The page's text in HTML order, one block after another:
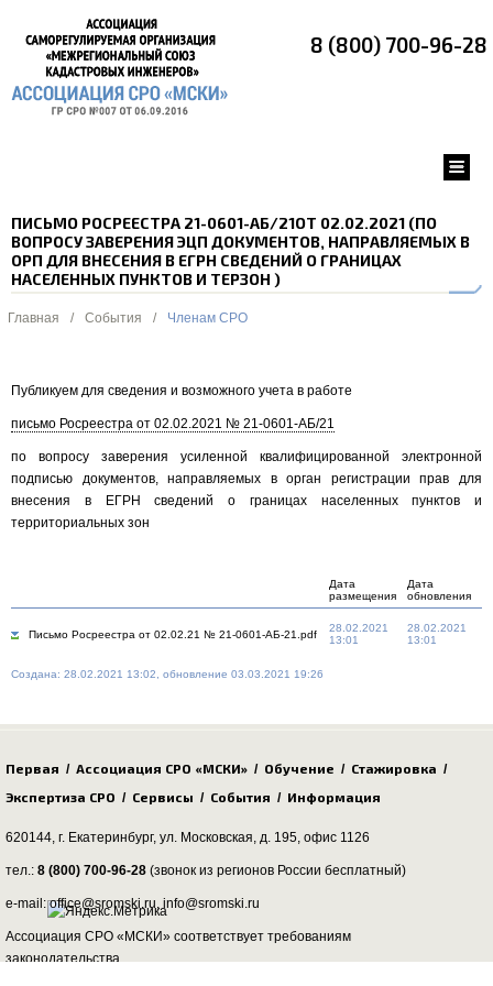
8 (800) 700-96-28
ПИСЬМО РОСРЕЕСТРА 21-0601-АБ/21ОТ 02.02.2021 (ПО
ВОПРОСУ ЗАВЕРЕНИЯ ЭЦП ДОКУМЕНТОВ, НАПРАВЛЯЕМЫХ В
ОРП ДЛЯ ВНЕСЕНИЯ В ЕГРН СВЕДЕНИЙ О ГРАНИЦАХ
НАСЕЛЕННЫХ ПУНКТОВ И ТЕРЗОН )
Главная / События / Членам СРО
Публикуем для сведения и возможного учета в работе
письмо Росреестра от 02.02.2021 № 21-0601-АБ/21
по вопросу заверения усиленной квалифицированной электронной
подписью документов, направляемых в орган регистрации прав для
внесения в ЕГРН сведений о границах населенных пунктов и
территориальных зон
Дата
размещения
Дата
обновления
Письмо Росреестра от 02.02.21 № 21-0601-АБ-21.pdf
28.02.2021
13:01
28.02.2021
13:01
Создана: 28.02.2021 13:02, обновление 03.03.2021 19:26
Первая / Ассоциация СРО «МСКИ» / Обучение / Стажировка /
Экспертиза СРО / Сервисы / События / Информация
620144, г. Екатеринбург, ул. Московская, д. 195, офис 1126
тел.: 8 (800) 700-96-28 (звонок из регионов России бесплатный)
e-mail: office@sromski.ru, info@sromski.ru
Ассоциация СРО «МСКИ» соответствует требованиям
законодательства